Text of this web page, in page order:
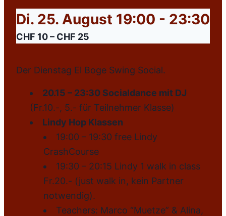
Di. 25. August 19:00 - 23:30
CHF 10 – CHF 25
Der Dienstag El Boge Swing Social.
20.15 – 23:30 Socialdance mit DJ
(Fr.10.-, 5.- für Teilnehmer Klasse)
Lindy Hop Klassen
19:00 – 19:30 free Lindy
CrashCourse
19:30 – 20:15 Lindy 1 walk in class
Fr.20.- (just walk in, kein Partner
notwendig).
Teachers: Marco “Muetze” & Alina,